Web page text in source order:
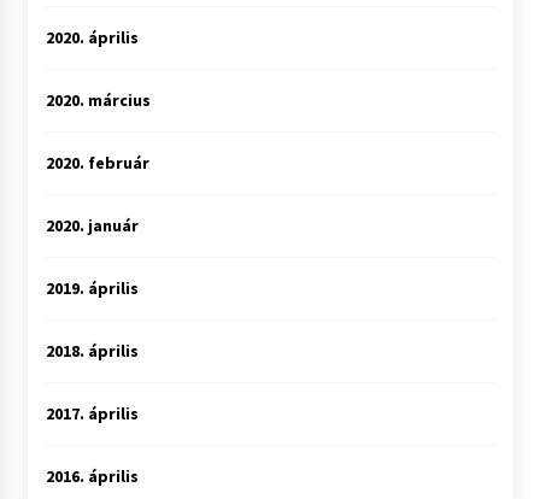
2020. április
2020. március
2020. február
2020. január
2019. április
2018. április
2017. április
2016. április